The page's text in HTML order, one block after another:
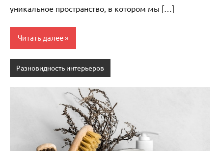
уникальное пространство, в котором мы […]
Читать далее
Разновидность интерьеров